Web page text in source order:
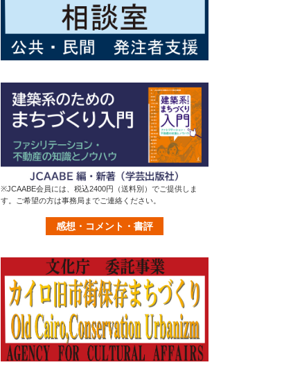
※JCAABE会員には、税込2400円（送料別）でご提供しま
す。ご希望の方は事務局までご連絡ください。
感想・コメント・書評